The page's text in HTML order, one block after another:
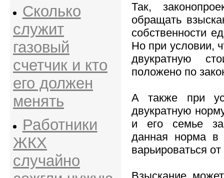
Сколько
служит
газовый
счетчик и кто
его должен
менять
Работники
ЖКХ
случайно
Так,
обращать
собственности
Но при условии,
двукратную
положено по
А также при
двукратную
и его семье
данная норма в
варьироваться